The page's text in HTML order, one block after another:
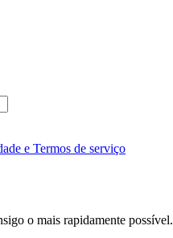
e Termos de serviço
o mais rapidamente possível.